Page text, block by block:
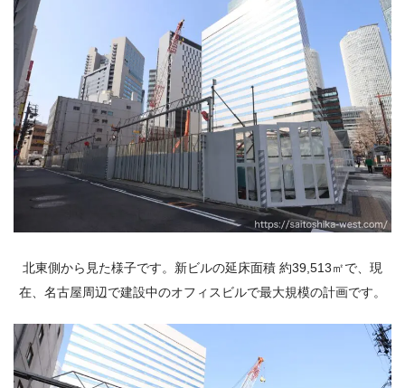
北東側から見た様子です。新ビルの延床面積 約39,513㎡で、現
在、名古屋周辺で建設中のオフィスビルで最大規模の計画です。